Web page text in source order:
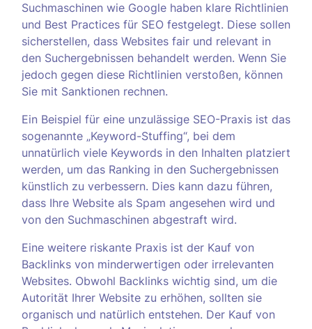
Suchmaschinen wie Google haben klare Richtlinien
und Best Practices für SEO festgelegt. Diese sollen
sicherstellen, dass Websites fair und relevant in
den Suchergebnissen behandelt werden. Wenn Sie
jedoch gegen diese Richtlinien verstoßen, können
Sie mit Sanktionen rechnen.
Ein Beispiel für eine unzulässige SEO-Praxis ist das
sogenannte „Keyword-Stuffing“, bei dem
unnatürlich viele Keywords in den Inhalten platziert
werden, um das Ranking in den Suchergebnissen
künstlich zu verbessern. Dies kann dazu führen,
dass Ihre Website als Spam angesehen wird und
von den Suchmaschinen abgestraft wird.
Eine weitere riskante Praxis ist der Kauf von
Backlinks von minderwertigen oder irrelevanten
Websites. Obwohl Backlinks wichtig sind, um die
Autorität Ihrer Website zu erhöhen, sollten sie
organisch und natürlich entstehen. Der Kauf von